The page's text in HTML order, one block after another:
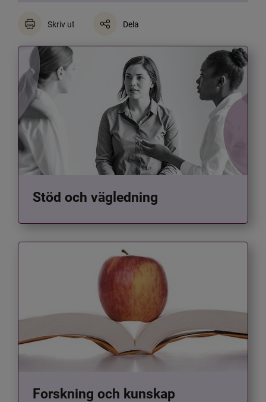
Skriv ut Dela
Stöd och vägledning
Forskning och kunskap